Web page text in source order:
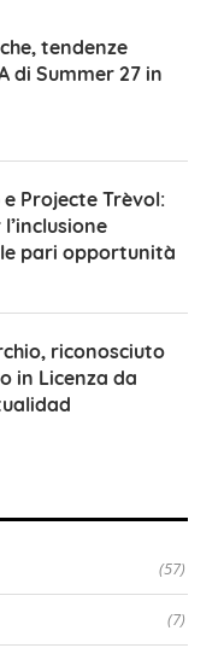
tendenze
di Summer 27 in
Projecte Trèvol:
pari opportunità
riconosciuto
in Licenza da
(57)
(7)